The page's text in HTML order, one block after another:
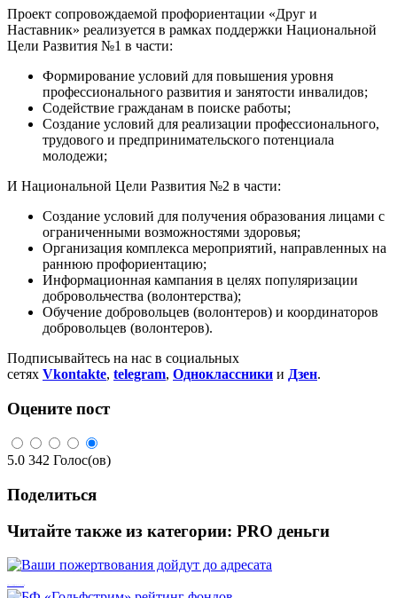
Проект сопровождаемой профориентации «Друг и
Наставник» реализуется в рамках поддержки Национальной
Цели Развития №1 в части:
Формирование условий для повышения уровня
профессионального развития и занятости инвалидов;
Содействие гражданам в поиске работы;
Создание условий для реализации профессионального,
трудового и предпринимательского потенциала
молодежи;
И Национальной Цели Развития №2 в части:
Создание условий для получения образования лицами с
ограниченными возможностями здоровья;
Организация комплекса мероприятий, направленных на
раннюю профориентацию;
Информационная кампания в целях популяризации
добровольчества (волонтерства);
Обучение добровольцев (волонтеров) и координаторов
добровольцев (волонтеров).
Подписывайтесь на нас в социальных
сетях Vkontakte, telegram, Одноклассники и Дзен.
Оцените пост
5.0 342 Голос(ов)
Поделиться
Читайте также из категории: PRO деньги